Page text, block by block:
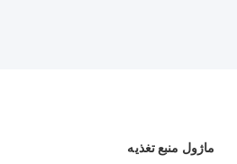
ماژول منبع تغذیه